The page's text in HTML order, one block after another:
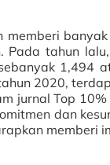
memberi
Pada tahun
1,494
2020,
jurnal Top
dan
memberi